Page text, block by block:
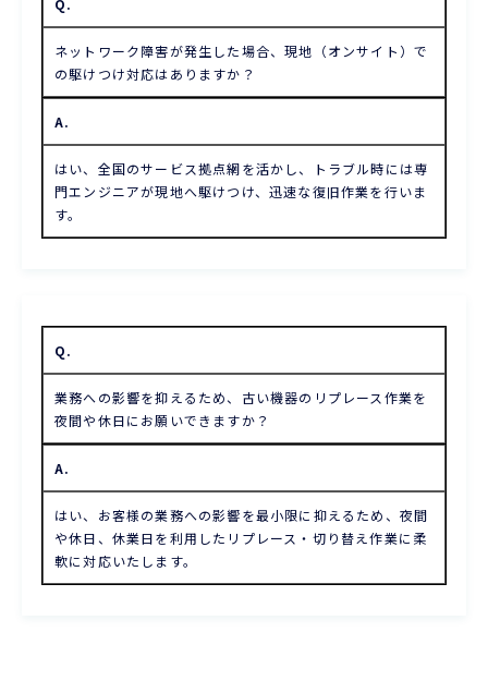
Q.
ネットワーク障害が発生した場合、現地（オンサイト）で
の駆けつけ対応はありますか？
A.
はい、全国のサービス拠点網を活かし、トラブル時には専
門エンジニアが現地へ駆けつけ、迅速な復旧作業を行いま
す。
Q.
業務への影響を抑えるため、古い機器のリプレース作業を
夜間や休日にお願いできますか？
A.
はい、お客様の業務への影響を最小限に抑えるため、夜間
や休日、休業日を利用したリプレース・切り替え作業に柔
軟に対応いたします。